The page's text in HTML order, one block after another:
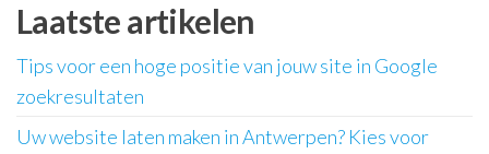
Laatste artikelen
Tips voor een hoge positie van jouw site in Google
zoekresultaten
Uw website laten maken in Antwerpen? Kies voor